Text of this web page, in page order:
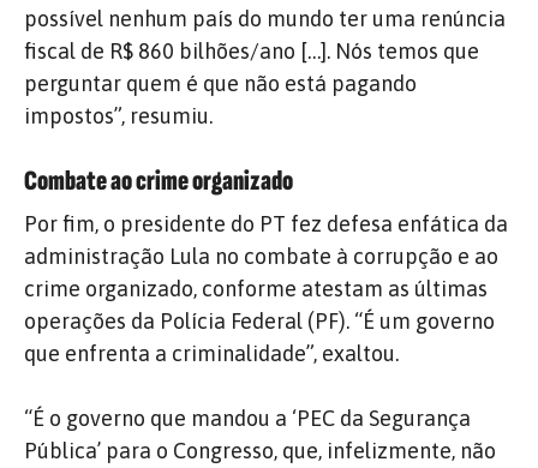
possível nenhum país do mundo ter uma renúncia
fiscal de R$ 860 bilhões/ano […]. Nós temos que
perguntar quem é que não está pagando
impostos”, resumiu.
Combate ao crime organizado
Por fim, o presidente do PT fez defesa enfática da
administração Lula no combate à corrupção e ao
crime organizado, conforme atestam as últimas
operações da Polícia Federal (PF). “É um governo
que enfrenta a criminalidade”, exaltou.
“É o governo que mandou a ‘PEC da Segurança
Pública’ para o Congresso, que, infelizmente, não